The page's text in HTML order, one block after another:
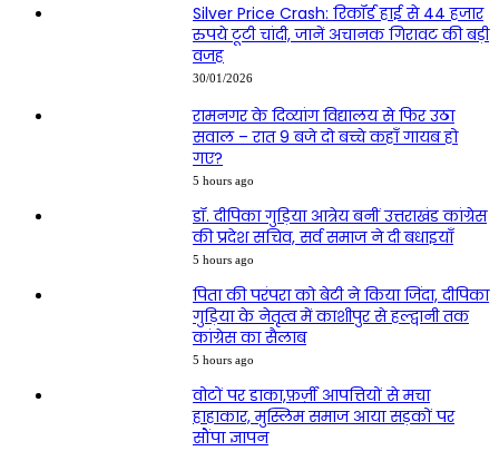
Silver Price Crash: रिकॉर्ड हाई से 44 हजार
रुपये टूटी चांदी, जानें अचानक गिरावट की बड़ी
वजह
30/01/2026
रामनगर के दिव्यांग विद्यालय से फिर उठा
सवाल – रात 9 बजे दो बच्चे कहाँ गायब हो
गए?
5 hours ago
डॉ. दीपिका गुड़िया आत्रेय बनीं उत्तराखंड कांग्रेस
की प्रदेश सचिव, सर्व समाज ने दी बधाइयाँ
5 hours ago
पिता की परंपरा को बेटी ने किया जिंदा, दीपिका
गुड़िया के नेतृत्व में काशीपुर से हल्द्वानी तक
कांग्रेस का सैलाब
5 hours ago
वोटों पर डाका,फ़र्ज़ी आपत्तियों से मचा
हाहाकार, मुस्लिम समाज आया सड़कों पर
सौंपा ज्ञापन